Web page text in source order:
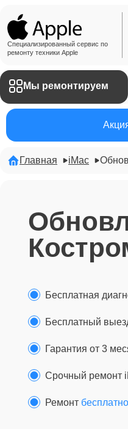
Специализированный сервис по
ремонту техники Apple
Мы ремонтируем
Главная iMac
Бесплатная
Бесплатный
Гарантия от 3
Срочный ремонт
Ремонт бесплатно